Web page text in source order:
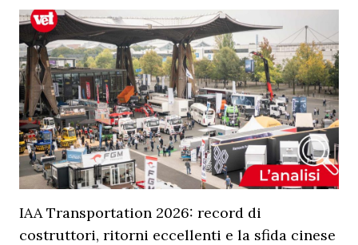
IAA Transportation 2026: record di
costruttori, ritorni eccellenti e la sfida cinese